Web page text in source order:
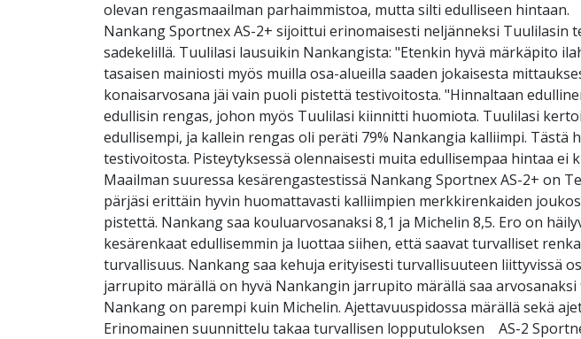
olevan rengasmaailman parhaimmistoa, mutta silti edulliseen
Nankang Sportnex AS-2+ sijoittui erinomaisesti neljänneksi Tuulilasin
sadekelillä. Tuulilasi lausuikin Nankangista: "Etenkin hyvä märkäpito
tasaisen mainiosti myös muilla osa-alueilla saaden jokaisesta
konaisarvosana jäi vain puoli pistettä testivoitosta. "Hinnaltaan
edullisin rengas, johon myös Tuulilasi kiinnitti huomiota. Tuulilasi
edullisempi, ja kallein rengas oli peräti 79% Nankangia kalliimpi.
testivoitosta. Pisteytyksessä olennaisesti muita edullisempaa hintaa
Maailman suuressa kesärengastestissä Nankang Sportnex AS-2+ on
pärjäsi erittäin hyvin huomattavasti kalliimpien merkkirenkaiden
pistettä. Nankang saa kouluarvosanaksi 8,1 ja Michelin 8,5. Ero on
kesärenkaat edullisemmin ja luottaa siihen, että saavat turvalliset
turvallisuus. Nankang saa kehuja erityisesti turvallisuuteen liittyvissä
jarrupito märällä on hyvä Nankangin jarrupito märällä saa
Nankang on parempi kuin Michelin. Ajettavuuspidossa märällä sekä
Erinomainen suunnittelu takaa turvallisen lopputuloksen AS-2